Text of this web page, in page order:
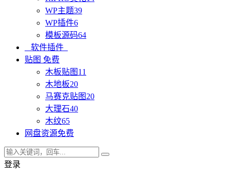
WP主题39
WP插件6
模板源码64
软件插件
贴图 免费
木板贴图 11
木地板20
马赛克贴图 20
大理石40
木纹65
网盘资源免费
登录